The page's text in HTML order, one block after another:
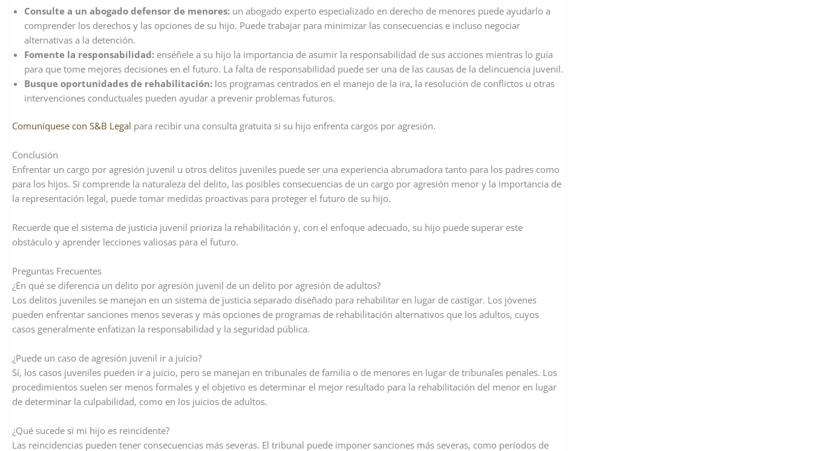
Consulte a un abogado defensor de menores: un abogado experto especializado en derecho de menores puede ayudarlo a
comprender los derechos y las opciones de su hijo. Puede trabajar para minimizar las consecuencias e incluso negociar
alternativas a la detención.
Fomente la responsabilidad: enséñele a su hijo la importancia de asumir la responsabilidad de sus acciones mientras lo guía
para que tome mejores decisiones en el futuro. La falta de responsabilidad puede ser una de las causas de la delincuencia juvenil.
Busque oportunidades de rehabilitación: los programas centrados en el manejo de la ira, la resolución de conflictos u otras
intervenciones conductuales pueden ayudar a prevenir problemas futuros.
Comuníquese con S&B Legal para recibir una consulta gratuita si su hijo enfrenta cargos por agresión.
Conclusión
Enfrentar un cargo por agresión juvenil u otros delitos juveniles puede ser una experiencia abrumadora tanto para los padres como
para los hijos. Si comprende la naturaleza del delito, las posibles consecuencias de un cargo por agresión menor y la importancia de
la representación legal, puede tomar medidas proactivas para proteger el futuro de su hijo.
Recuerde que el sistema de justicia juvenil prioriza la rehabilitación y, con el enfoque adecuado, su hijo puede superar este
obstáculo y aprender lecciones valiosas para el futuro.
Preguntas Frecuentes
¿En qué se diferencia un delito por agresión juvenil de un delito por agresión de adultos?
Los delitos juveniles se manejan en un sistema de justicia separado diseñado para rehabilitar en lugar de castigar. Los jóvenes
pueden enfrentar sanciones menos severas y más opciones de programas de rehabilitación alternativos que los adultos, cuyos
casos generalmente enfatizan la responsabilidad y la seguridad pública.
¿Puede un caso de agresión juvenil ir a juicio?
Sí, los casos juveniles pueden ir a juicio, pero se manejan en tribunales de familia o de menores en lugar de tribunales penales. Los
procedimientos suelen ser menos formales y el objetivo es determinar el mejor resultado para la rehabilitación del menor en lugar
de determinar la culpabilidad, como en los juicios de adultos.
¿Qué sucede si mi hijo es reincidente?
Las reincidencias pueden tener consecuencias más severas. El tribunal puede imponer sanciones más severas, como períodos de